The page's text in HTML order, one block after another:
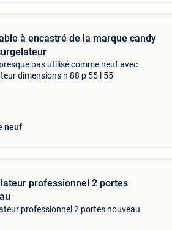
la marque candy
pas utilisé comme neuf avec
dimensions h 88 p 55 l 55
neuf
professionnel 2 portes
professionnel 2 portes nouveau